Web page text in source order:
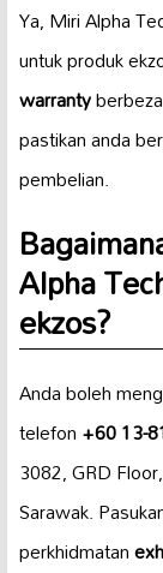
Ya, Miri Alpha
untuk produk
warranty
pastikan anda
pembelian.
Alpha
ekzos?
Anda boleh
telefon+60 13-
3082, GRD
Sarawak.
perkhidmatan